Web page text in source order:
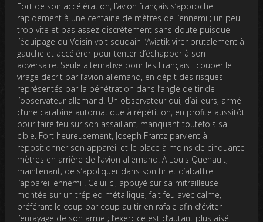
Fort de son accélération, l’avion français s’approche
rapidement à une centaine de mètres de l’ennemi ; un peu
trop vite et pas assez discrètement sans doute puisque
l’équipage du Voisin voit soudain l’Aviatik virer brutalement à
gauche et accélérer pour tenter d’échapper à son
adversaire. Seule alternative pour les Français : couper le
virage décrit par l’avion allemand, en dépit des risques
représentés par la pénétration dans l’angle de tir de
l’observateur allemand. Un observateur qui, d’ailleurs, armé
d’une carabine automatique à répétition, en profite aussitôt
pour faire feu sur son assaillant, manquant toutefois sa
cible. Fort heureusement, Joseph Frantz parvient à
repositionner son appareil et le place à moins de cinquante
mètres en arrière de l’avion allemand. À Louis Quenault,
maintenant, de s’appliquer dans son tir et d’abattre
l’appareil ennemi ! Celui-ci, appuyé sur sa mitrailleuse
montée sur un trépied métallique, fait feu avec calme,
préférant le coup par coup au tir en rafale afin d’éviter
l’enrayage de son arme ; l’exercice est d’autant plus aisé